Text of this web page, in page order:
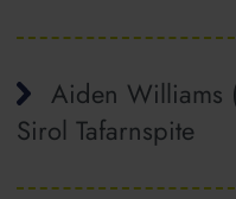
Aiden Williams
Sirol Tafarnspite